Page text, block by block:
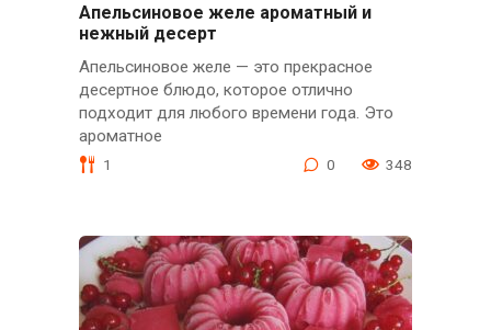
Апельсиновое желе ароматный и
нежный десерт
Апельсиновое желе — это прекрасное
десертное блюдо, которое отлично
подходит для любого времени года. Это
ароматное
1 0 348